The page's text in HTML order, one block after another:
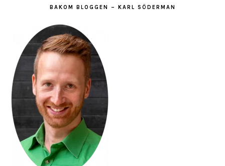
BAKOM BLOGGEN – KARL SÖDERMAN